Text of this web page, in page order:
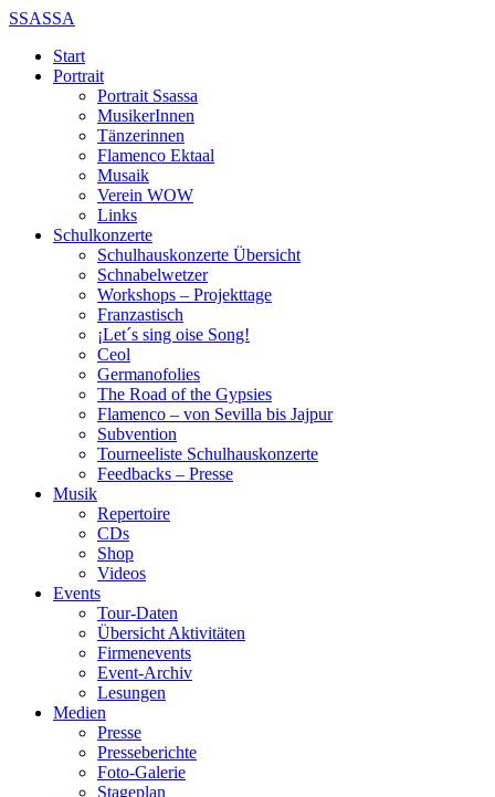
SSASSA
Start
Portrait
Portrait Ssassa
MusikerInnen
Tänzerinnen
Flamenco Ektaal
Musaik
Verein WOW
Links
Schulkonzerte
Schulhauskonzerte Übersicht
Schnabelwetzer
Workshops – Projekttage
Franzastisch
¡Let´s sing oise Song!
Ceol
Germanofolies
The Road of the Gypsies
Flamenco – von Sevilla bis Jajpur
Subvention
Tourneeliste Schulhauskonzerte
Feedbacks – Presse
Musik
Repertoire
CDs
Shop
Videos
Events
Tour-Daten
Übersicht Aktivitäten
Firmenevents
Event-Archiv
Lesungen
Medien
Presse
Presseberichte
Foto-Galerie
Stageplan